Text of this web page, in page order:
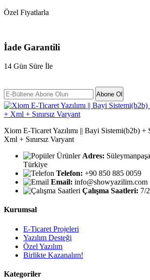
Özel Fiyatlarla
İade Garantili
14 Gün Süre İle
Abone Ol
Xiom E-Ticaret Yazılımı || Bayi Sistemi(b2b) +
Xml + Sınırsız Varyant
Adres:
Türkiye
Telefon: +90 850 885 0059
Email: info@showyazilim.com
Çalışma Saatleri: 7/
Kurumsal
E-Ticaret Projeleri
Yazılım Desteği
Özel Yazılım
Birlikte Kazanalım!
Kategoriler